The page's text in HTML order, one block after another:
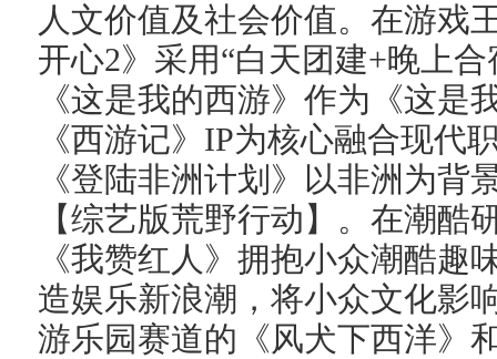
人文价值及社会价值。在游戏
开心2》采用“白天团建+晚上
《这是我的西游》作为《这是
《西游记》IP为核心融合现代
《登陆非洲计划》以非洲为背
【综艺版荒野行动】。在潮
《我赞红人》拥抱小众潮酷
造娱乐新浪潮，将小众文化影
游乐园赛道的《风犬下西洋》